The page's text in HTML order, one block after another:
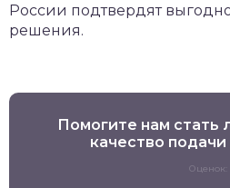
России подтвердят
решения.
Помогите нам стать
качество
Оценок: